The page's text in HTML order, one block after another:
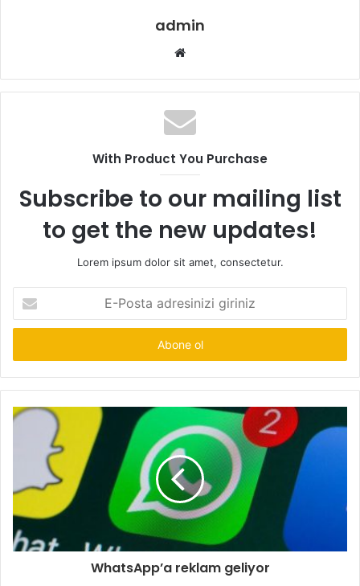
admin
Web
With Product You Purchase
Subscribe to our mailing list
to get the new updates!
Lorem ipsum dolor sit amet, consectetur.
Posta
adresinizi
WhatsApp’a reklam geliyor